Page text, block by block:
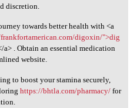
discretion.
towards better health with <a
digoxin/">dig
a> . Obtain an essential medication
website.
to boost your stamina securely,
https://bhtla.com/pharmacy/for